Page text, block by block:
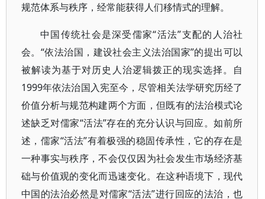
规范体系与秩序，经常能获得人们移情式的理解。
中国传统社会是深受儒家“活法”支配的人治社
会。“依法治国，建设社会主义法治国家”的提出可以
被解读为基于对历史人治逻辑拨正的现实选择。自
1999年依法治国入宪至今，尽管相关法学研究历经了
价值分析与规范构建两个方面，但既有的法治模式论
述缺乏对儒家“活法”存在的充分认识与回应。如前所
述，儒家“活法”有着极强的稳固传承性，它的存在是
一种事实与秩序，不会仅仅因为社会发生市场经济基
础与价值观的变化而迅速变化。在这种语境下，现代
中国的法治必然是对儒家“活法”进行回应的法治，也